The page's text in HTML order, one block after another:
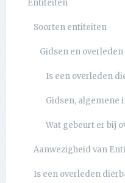
Entiteiten
Soorten entiteiten
Gidsen en
Is een overleden
Gidsen, algemene
Wat gebeurt er bij
Aanwezigheid van
Is een overleden